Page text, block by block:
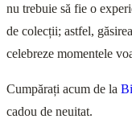
nu trebuie să fie o
de colecții; astfel,
celebreze momentele
Cumpărați acum de la
cadou de neuitat.